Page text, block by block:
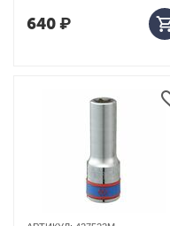
640₽